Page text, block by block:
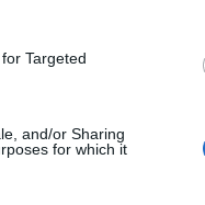
Targeted
and/or Sharing
for which it
Αλεξίου με τον γιο
η Μαρίζα Κωχ, ο